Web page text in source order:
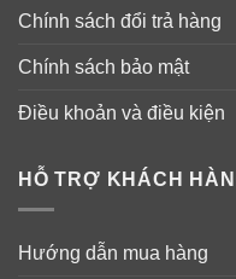
Nature Made 1200mg,
dùng 2 khẩu phần cá có
Chính sách đổi trả hàng
Chính sách bảo mật
Điều khoản và điều kiện
HỖ TRỢ KHÁCH
Hướng dẫn mua hàng